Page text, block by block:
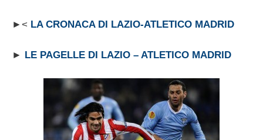
►< LA CRONACA DI LAZIO-ATLETICO MADRID
► LE PAGELLE DI LAZIO – ATLETICO MADRID